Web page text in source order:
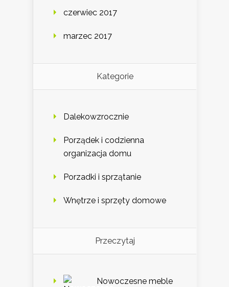
czerwiec 2017
marzec 2017
Kategorie
Dalekowzrocznie
Porządek i codzienna
organizacja domu
Porzadki i sprzątanie
Wnętrze i sprzęty domowe
Przeczytaj
Nowoczesne meble